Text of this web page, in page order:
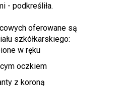
- podkreśliła.
oferowane są
szkółkarskiego:
w ręku
oczkiem
z koroną